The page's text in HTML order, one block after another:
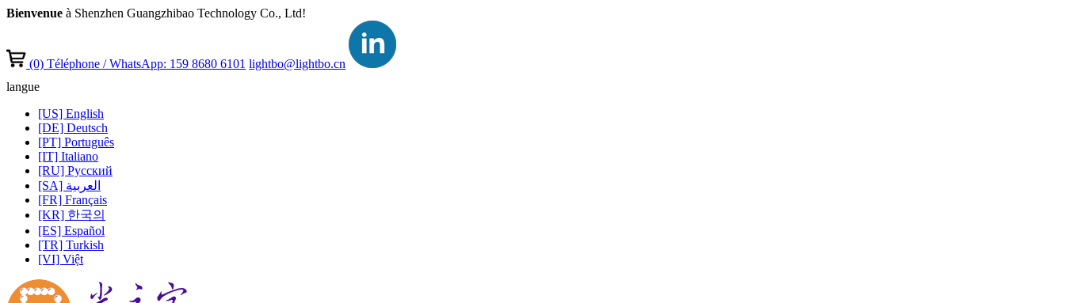
Bienvenue à Shenzhen Guangzhibao Technology Co., Ltd!
(0)Téléphone / WhatsApp: 159 8680 6101 lightbo@lightbo.cn
langue
[US] English
[DE] Deutsch
[PT] Português
[IT] Italiano
[RU] Pусский
[SA] العربية
[FR] Français
[KR] 한국의
[ES] Español
[TR] Turkish
[VI] Việt